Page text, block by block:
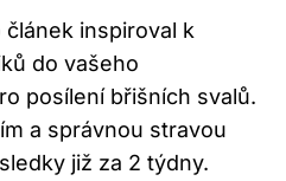
inspiroval k
do‌ vašeho
posílení břišních svalů.
a ‍správnou stravou
již‌ za 2 týdny.